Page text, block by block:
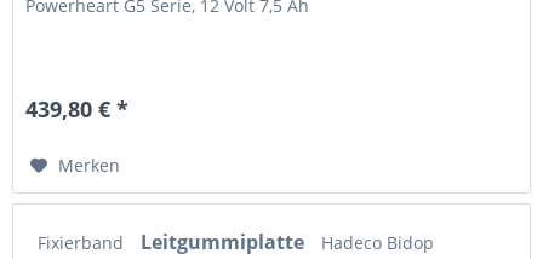
Powerheart G5 Serie, 12 Volt 7,5 Ah
439,80 € *
Merken
Fixierband Leitgummiplatte Hadeco Bidop